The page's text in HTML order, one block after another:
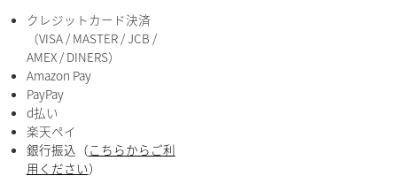
クレジットカード決済
（VISA / MASTER / JCB /
AMEX / DINERS）
Amazon Pay
PayPay
d払い
楽天ペイ
銀行振込（こちらからご利
用ください）